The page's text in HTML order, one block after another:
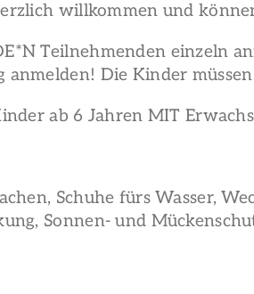
willkommen und
Teilnehmenden einzeln
anmelden! Die Kinder
ab 6 Jahren MIT
Schuhe fürs Wasser,
Sonnen- und